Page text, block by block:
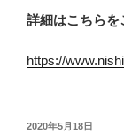
詳細はこちらを
https://
投
2020年5月18日